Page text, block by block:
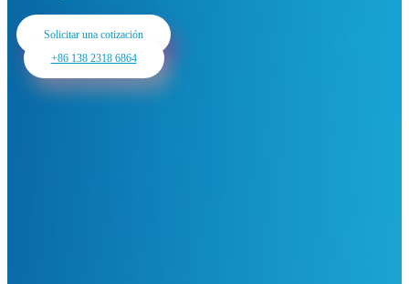
Solicitar una cotización
+86 138 2318 6864